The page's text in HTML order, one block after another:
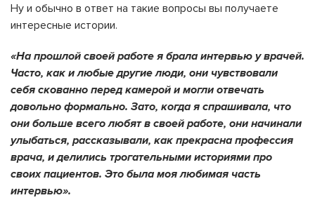
Ну и обычно в ответ на такие вопросы вы получаете
интересные истории.
«На прошлой своей работе я брала интервью у врачей.
Часто, как и любые другие люди, они чувствовали
себя скованно перед камерой и могли отвечать
довольно формально. Зато, когда я спрашивала, что
они больше всего любят в своей работе, они начинали
улыбаться, рассказывали, как прекрасна профессия
врача, и делились трогательными историями про
своих пациентов. Это была моя любимая часть
интервью».